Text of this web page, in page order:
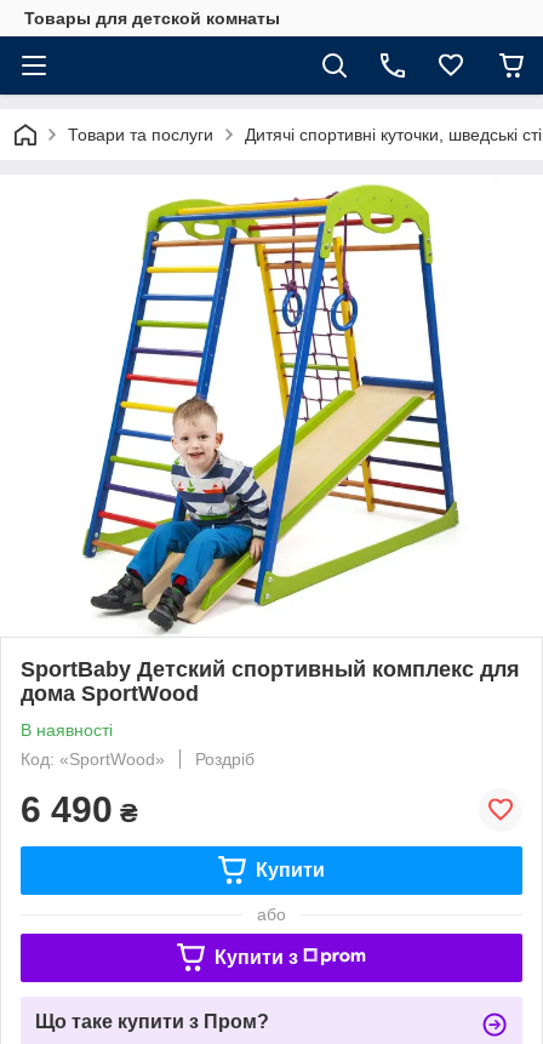
Товары для детской комнаты
Товари та послуги Дитячі спортивні куточки, шведські
SportBaby Детский спортивный комплекс для
дома SportWood
В наявності
Код: «SportWood»
Роздріб
6 490 ₴
Купити
або
Купити з
Що таке купити з Пром?